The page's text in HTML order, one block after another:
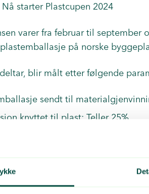
Nå starter Plastcupen 2024
varer fra februar til
på norske
blir målt etter følgende
sendt til
knyttet til plast: Teller 25%
Teller 15%